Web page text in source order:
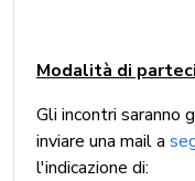
Modalità di
Gli incontri saranno
inviare una mail a
l'indicazione di: